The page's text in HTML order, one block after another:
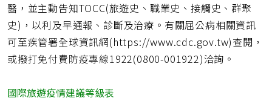
醫，並主動告知TOCC(旅遊史、職業史、接觸史、群聚
史)，以利及早通報、診斷及治療。有關屈公病相關資訊
可至疾管署全球資訊網(https://www.cdc.gov.tw)查閱，
或撥打免付費防疫專線1922(0800-001922)洽詢。
國際旅遊疫情建議等級表